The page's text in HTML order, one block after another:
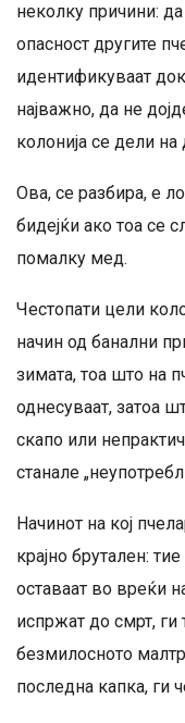
неколку причини: да
опасност другите
идентификуваат
најважно, да не
колонија се дели
Ова, се разбира, е
бидејќи ако тоа се
помалку мед.
Честопати цели
начин од банални
зимата, тоа што на
однесуваат, затоа
скапо или
станале
Начинот на кој
крајно брутален:
оставаат во вреќи
испржат до смрт, ги
безмилосното
последна капка, ги